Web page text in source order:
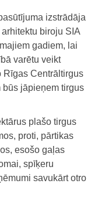
izstrādāja
biroju SIA
gadiem, lai
varētu veikt
Rīgas Centrāltirgus
jāpieņem tirgus
plašo tirgus
proti, pārtikas
esošo gaļas
spīķeru
savukārt otro